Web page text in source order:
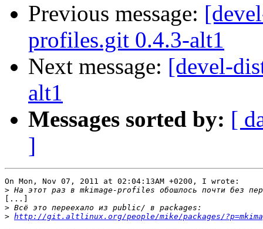
Previous message:
profiles.git 0.4.3-alt1
Next message: [devel-
alt1
Messages sorted by: [
]
On Mon, Nov 07, 2011 at 02:04:13AM +0200, I wrote:
>
[...]
>
> http://git.altlinux.org/people/mike/packages/